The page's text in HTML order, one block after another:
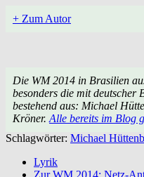
+ Zum Autor
Die WM 2014 in Brasilien
besonders die mit deutscher
bestehend aus: Michael
Kröner. Alle bereits im Blog
Schlagwörter: Michael
Lyrik
Zur WM 2014: Netz-